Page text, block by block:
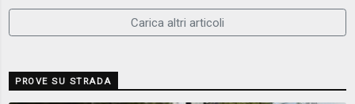
Carica altri articoli
PROVE SU STRADA